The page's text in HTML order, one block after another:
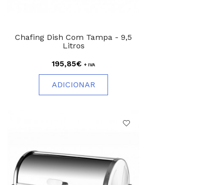
Chafing Dish Com Tampa - 9,5
Litros
195,85€ + IVA
ADICIONAR